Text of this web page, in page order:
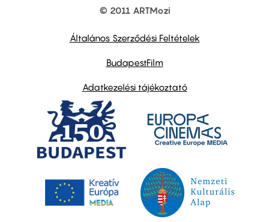
© 2011 ARTMozi
Általános Szerződési Feltételek
BudapestFilm
Adatkezelési tájékoztató